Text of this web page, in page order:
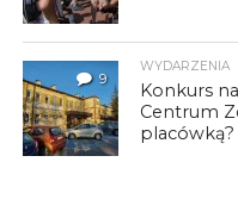
9
WYDARZENIA
Konkurs
Centrum
placówką?